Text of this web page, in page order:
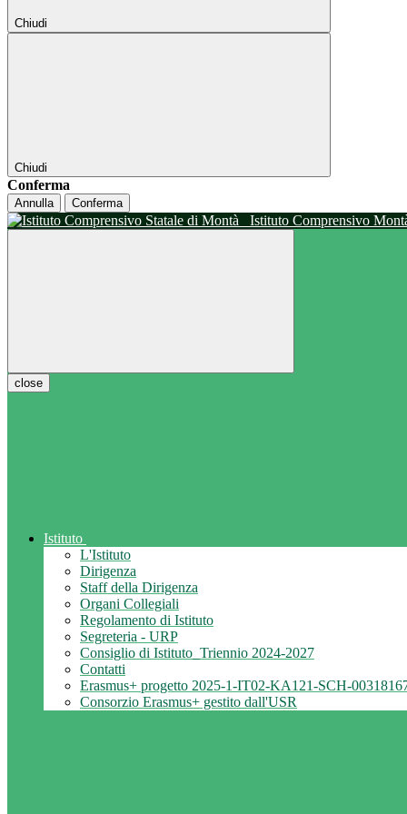
Chiudi
Chiudi
Conferma
Annulla Conferma
Istituto Comprensivo
close
Istituto
L'Istituto
Dirigenza
Staff della Dirigenza
Organi Collegiali
Regolamento di Istituto
Segreteria - URP
Consiglio di Istituto_Triennio 2024-2027
Contatti
Erasmus+ progetto 2025-1-IT02-KA121-SCH-
Consorzio Erasmus+ gestito dall'USR